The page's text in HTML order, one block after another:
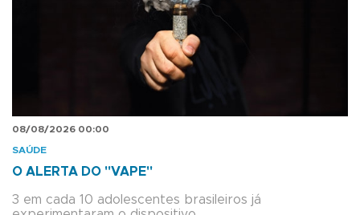
08/08/2026 00:00
SAÚDE
O ALERTA DO "VAPE"
3 em cada 10 adolescentes brasileiros já